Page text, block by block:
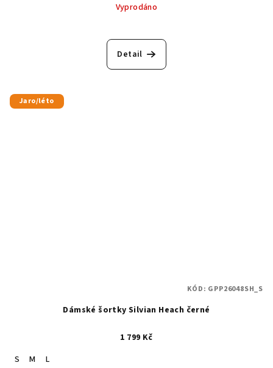
Vyprodáno
Detail
Jaro/léto
Dámské šortky Silvian Heach černé
1 799 Kč
S
M
L
KÓD: GPP26048SH_S